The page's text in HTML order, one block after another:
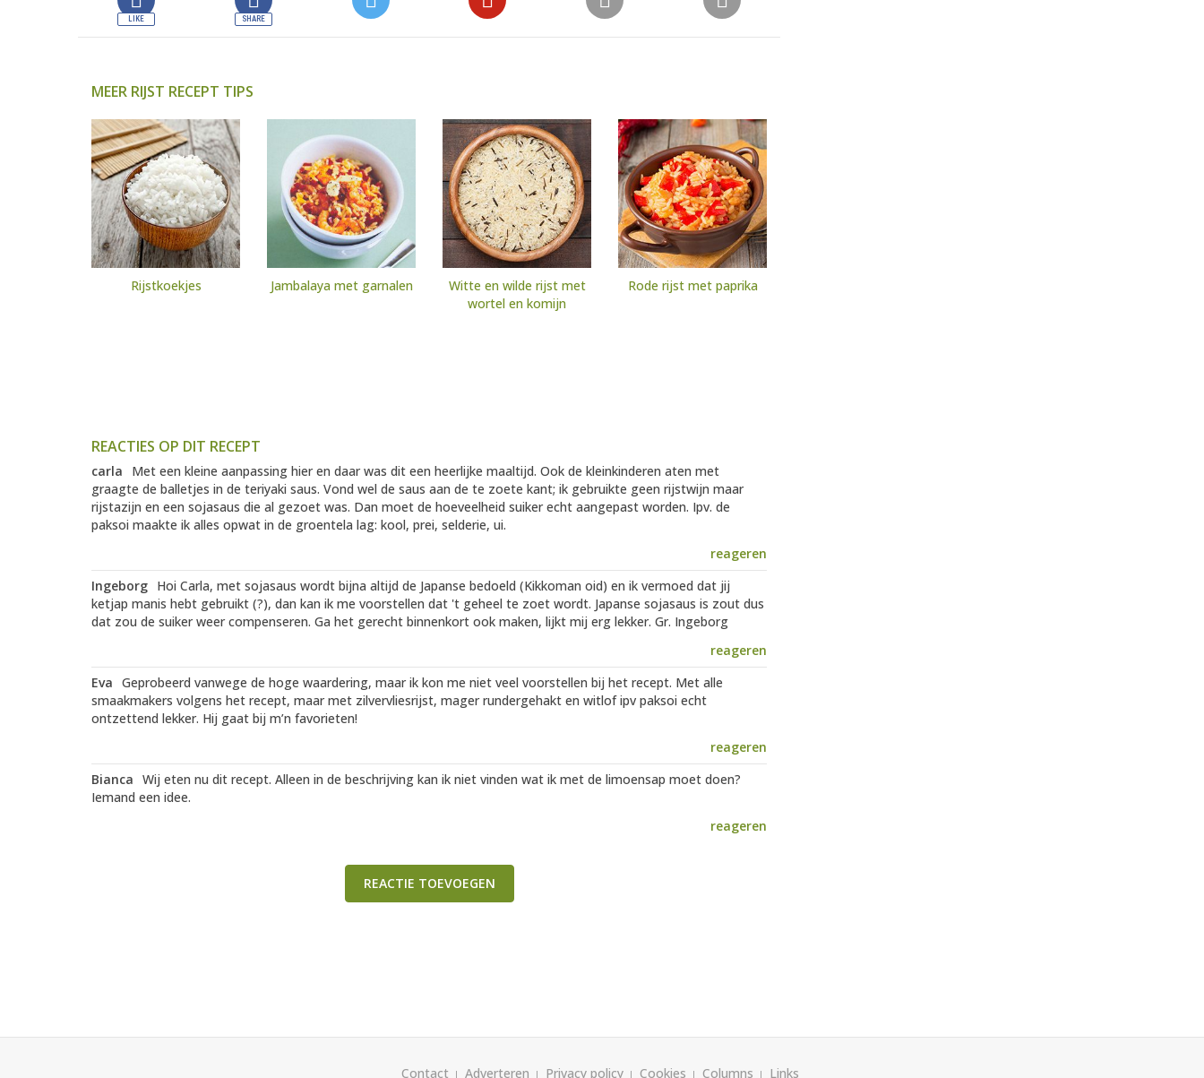
MEER RIJST RECEPT TIPS
Rijstkoekjes Jambalaya met garnalen
Witte en wilde rijst met
wortel en komijn
Rode rijst met paprika
REACTIES OP DIT RECEPT
carla
Met een kleine aanpassing hier en daar was dit een heerlijke maaltijd. Ook de kleinkinderen aten met
graagte de balletjes in de teriyaki saus. Vond wel de saus aan de te zoete kant; ik gebruikte geen rijstwijn maar
rijstazijn en een sojasaus die al gezoet was. Dan moet de hoeveelheid suiker echt aangepast worden. Ipv. de
paksoi maakte ik alles opwat in de groentela lag: kool, prei, selderie, ui.
reageren
Ingeborg Hoi Carla, met sojasaus wordt bijna altijd de Japanse bedoeld (Kikkoman oid) en ik vermoed dat jij
ketjap manis hebt gebruikt (?), dan kan ik me voorstellen dat 't geheel te zoet wordt. Japanse sojasaus is zout dus
dat zou de suiker weer compenseren. Ga het gerecht binnenkort ook maken, lijkt mij erg lekker. Gr. Ingeborg
reageren
Eva Geprobeerd vanwege de hoge waardering, maar ik kon me niet veel voorstellen bij het recept. Met alle
smaakmakers volgens het recept, maar met zilvervliesrijst, mager rundergehakt en witlof ipv paksoi echt
ontzettend lekker. Hij gaat bij m’n favorieten!
reageren
Bianca Wij eten nu dit recept. Alleen in de beschrijving kan ik niet vinden wat ik met de limoensap moet doen?
Iemand een idee.
reageren
REACTIE TOEVOEGEN
Contact Adverteren Privacy policy Cookies Columns Links